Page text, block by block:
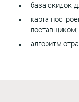
база скидок
карта
поставщиком;
алгоритм